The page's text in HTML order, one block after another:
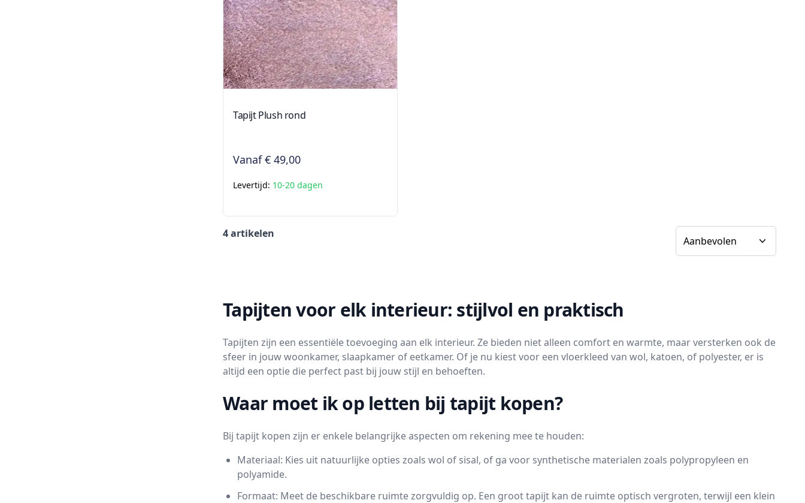
Tapijt Plush rond
Vanaf€ 49,00
Levertijd: 10-20 dagen
4 artikelen Sorteer op
Tapijten voor elk interieur: stijlvol en praktisch
Tapijten zijn een essentiële toevoeging aan elk interieur. Ze bieden niet alleen comfort en warmte, maar versterken ook de
sfeer in jouw woonkamer, slaapkamer of eetkamer. Of je nu kiest voor een vloerkleed van wol, katoen, of polyester, er is
altijd een optie die perfect past bij jouw stijl en behoeften.
Waar moet ik op letten bij tapijt kopen?
Bij tapijt kopen zijn er enkele belangrijke aspecten om rekening mee te houden:
Materiaal: Kies uit natuurlijke opties zoals wol of sisal, of ga voor synthetische materialen zoals polypropyleen en
polyamide.
Formaat: Meet de beschikbare ruimte zorgvuldig op. Een groot tapijt kan de ruimte optisch vergroten, terwijl een klein